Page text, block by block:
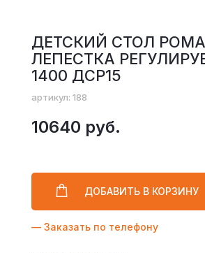
ДЕТСКИЙ СТОЛ
ЛЕПЕСТКА
1400 ДСР15
артикул: 188
10640 руб.
ДОБАВИТЬ В КОРЗИНУ
— Заказать по телефону